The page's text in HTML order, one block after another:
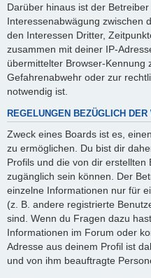
Darüber hinaus ist der
Interessenabwägung zwischen
den Interessen Dritter,
zusammen mit deiner IP-
übermittelter Browser-Kennung
Gefahrenabwehr oder zur
notwendig ist.
REGELUNGEN BEZÜGLICH
Zweck eines Boards ist es,
zu ermöglichen. Du bist dir
Profils und die von dir
zugänglich sein können. Der
einzelne Informationen nur für
(z. B. andere registrierte
sind. Wenn du Fragen dazu
Informationen im Forum oder
Adresse aus deinem Profil ist
und von ihm beauftragte